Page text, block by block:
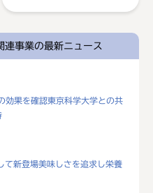
連事業の最新ニュース
果を確認東京科学大学との共
て新登場美味しさを追求し栄養